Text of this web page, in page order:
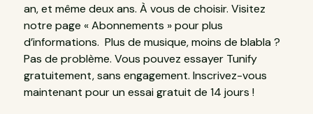
an, et même deux ans. À vous de choisir. Visitez
notre page « Abonnements » pour plus
d’informations. Plus de musique, moins de blabla ?
Pas de problème. Vous pouvez essayer Tunify
gratuitement, sans engagement. Inscrivez-vous
maintenant pour un essai gratuit de 14 jours !